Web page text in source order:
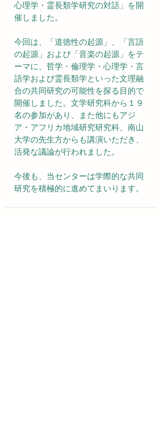
心理学・霊長類学研究の対話」を開
催しました。
今回は、「道徳性の起源」、「言語
の起源」および「音楽の起源」をテ
ーマに、哲学・倫理学・心理学・言
語学および霊長類学といった文理融
合の共同研究の可能性を探る目的で
開催しました。文学研究科から１９
名の参加があり、また他にもアジ
ア・アフリカ地域研究研究科、南山
大学の先生方からも講演いただき、
活発な議論が行われました。
今後も、当センターは学際的な共同
研究を積極的に進めてまいります。